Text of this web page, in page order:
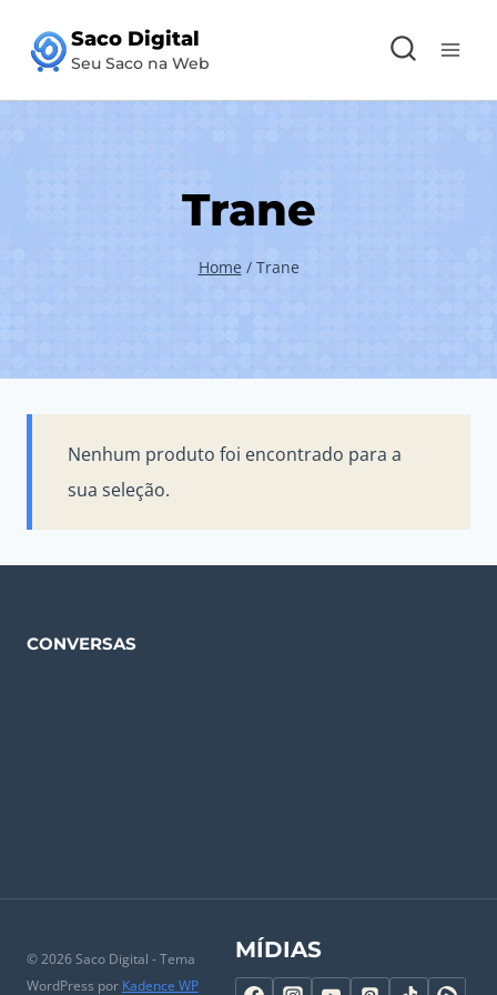
para
Saco Digital
Seu Saco na Web
Trane
Home / Trane
Nenhum produto foi encontrado para a
sua seleção.
CONVERSAS
© 2026 Saco Digital - Tema
WordPress por Kadence WP
MÍDIAS